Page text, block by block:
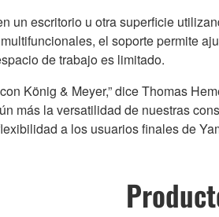
un escritorio u otra superficie
el soporte permite
de trabajo es limitado.
König & Meyer,” dice Thomas
más la versatilidad de nuestras
a los usuarios finales de